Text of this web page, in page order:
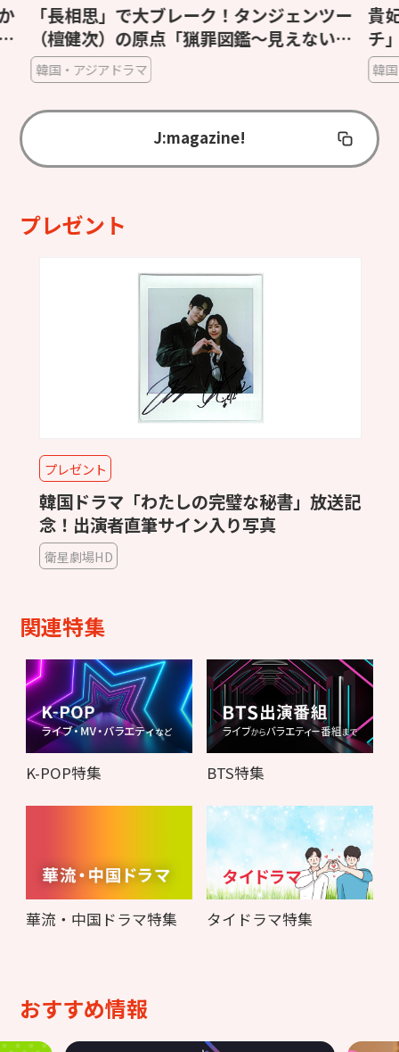
貴妃が愛したライチを運べ！「長安のライ
チ」が描く前代未聞の大ミッション【相関
図付き】
韓国・アジアドラマ
「
わ
ま
韓
J:magazine!
プレゼント
プレゼント
韓国ドラマ「わたしの完璧な秘書」放送記
念！出演者直筆サイン入り写真
衛星劇場HD
関連特集
K-POP特集 BTS特集
華流・中国ドラマ特集 タイドラマ特集
おすすめ情報